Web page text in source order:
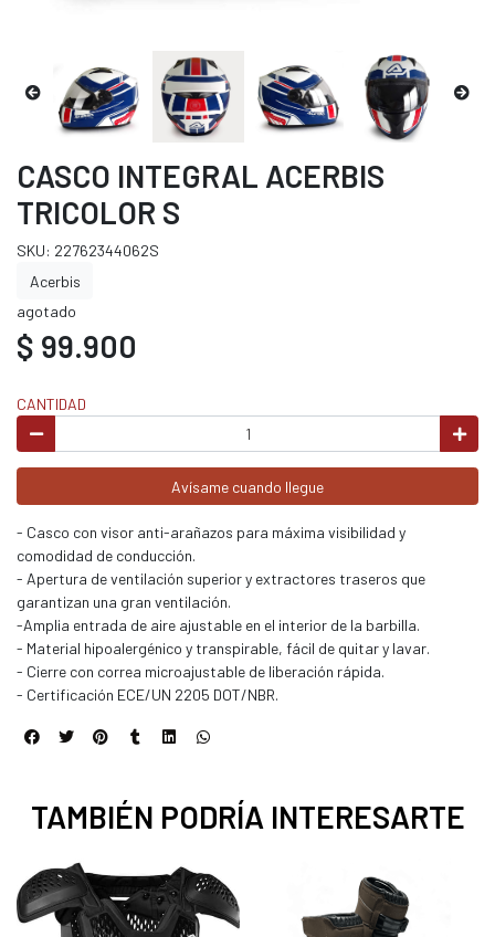
CASCO INTEGRAL ACERBIS
TRICOLOR S
SKU: 22762344062S
Acerbis
agotado
$ 99.900
CANTIDAD
Avísame cuando llegue
- Casco con visor anti-arañazos para máxima visibilidad y
comodidad de conducción.
- Apertura de ventilación superior y extractores traseros que
garantizan una gran ventilación.
-Amplia entrada de aire ajustable en el interior de la barbilla.
- Material hipoalergénico y transpirable, fácil de quitar y lavar.
- Cierre con correa microajustable de liberación rápida.
- Certificación ECE/UN 2205 DOT/NBR.
TAMBIÉN PODRÍA INTERESARTE